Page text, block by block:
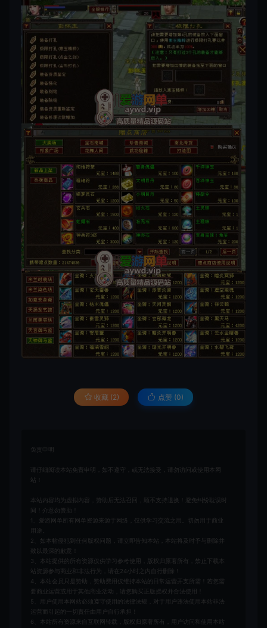
收藏 (2) 点赞 (0)
免责申明
请仔细阅读本站免责申明，如不遵守，或无法接受，请勿访问或使用本网
站！
本站内容均为虚拟内容，赞助后无法召回，顾不支持退换！避免纠纷耽误时
间！介意勿赞助！
1、爱游网单所有网单资源来源于网络，仅供学习交流之用。切勿用于商业
用途。
2、如本帖侵犯到任何版权问题，请立即告知本站，本站将及时予与删除并
致以最深的歉意！
3、本站提供的所有资源仅供学习参考使用，版权归原著所有，禁止下载本
站资源参与商业和非法行为，请在24小时之内自行删除！
4、本站会员只是赞助，赞助费用仅维持本站的日常运营开支所需！若您需
要商业运营或用于其他商业活动，请您购买正版授权并合法使用！
5、用户使用本网站必须遵守使用的法律法规，对于用户违法使用本站非法
运营而引起的一切责任由用户自行承担！
6、本站所有资源来自互联网转载，版权归原著所有，用户访问和使用本站